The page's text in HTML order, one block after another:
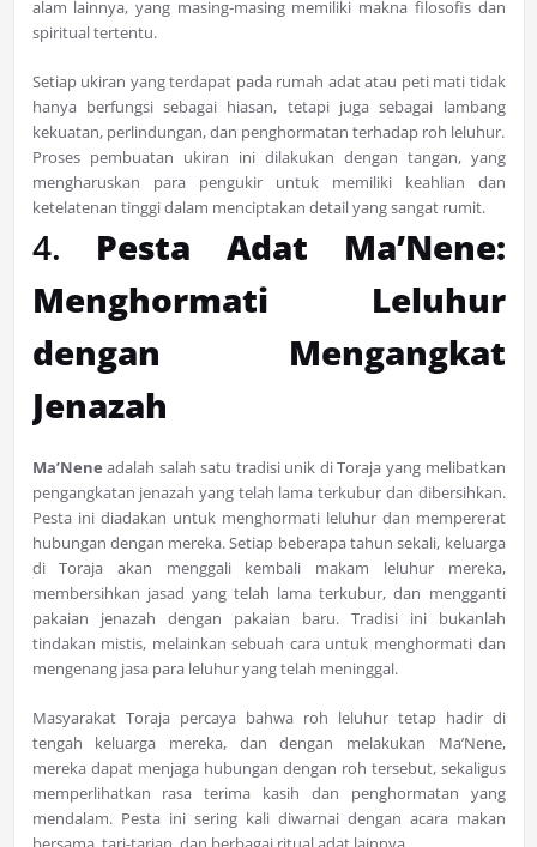
alam lainnya, yang masing-masing memiliki makna filosofis dan
spiritual tertentu.
Setiap ukiran yang terdapat pada rumah adat atau peti mati tidak
hanya berfungsi sebagai hiasan, tetapi juga sebagai lambang
kekuatan, perlindungan, dan penghormatan terhadap roh leluhur.
Proses pembuatan ukiran ini dilakukan dengan tangan, yang
mengharuskan para pengukir untuk memiliki keahlian dan
ketelatenan tinggi dalam menciptakan detail yang sangat rumit.
4. Pesta Adat Ma’Nene:
Menghormati Leluhur
dengan Mengangkat
Jenazah
Ma’Nene adalah salah satu tradisi unik di Toraja yang melibatkan
pengangkatan jenazah yang telah lama terkubur dan dibersihkan.
Pesta ini diadakan untuk menghormati leluhur dan mempererat
hubungan dengan mereka. Setiap beberapa tahun sekali, keluarga
di Toraja akan menggali kembali makam leluhur mereka,
membersihkan jasad yang telah lama terkubur, dan mengganti
pakaian jenazah dengan pakaian baru. Tradisi ini bukanlah
tindakan mistis, melainkan sebuah cara untuk menghormati dan
mengenang jasa para leluhur yang telah meninggal.
Masyarakat Toraja percaya bahwa roh leluhur tetap hadir di
tengah keluarga mereka, dan dengan melakukan Ma’Nene,
mereka dapat menjaga hubungan dengan roh tersebut, sekaligus
memperlihatkan rasa terima kasih dan penghormatan yang
mendalam. Pesta ini sering kali diwarnai dengan acara makan